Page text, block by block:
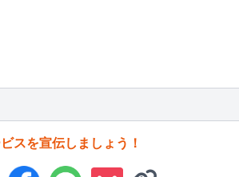
スを宣伝しましょう！